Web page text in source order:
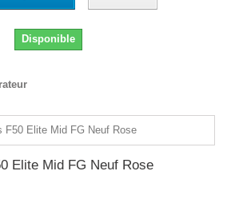
Disponible
Elite Mid FG Neuf Rose